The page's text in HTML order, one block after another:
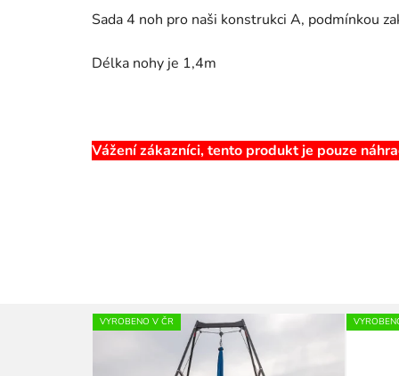
Sada 4 noh pro naši konstrukci A, podmínkou
Délka nohy je 1,4m
Vážení zákazníci, tento produkt je pouze
VYROBENO V ČR